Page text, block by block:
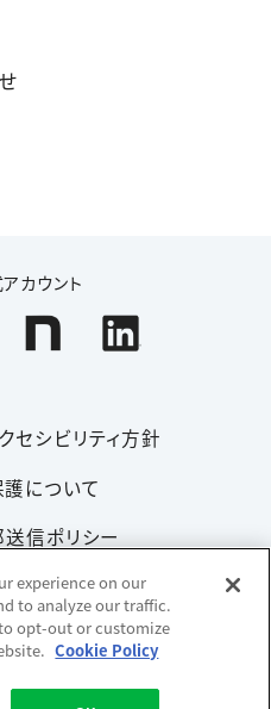
カウント
セシビリティ方針
について
信ポリシー
ー
サイトマップ
All rights reserved.
experience on our
to analyze our traffic.
opt-out or customize
Cookie Policy